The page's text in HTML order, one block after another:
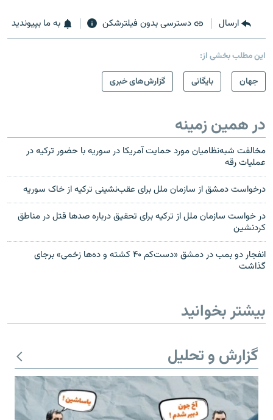
ارسال دسترسی بدون فیلترشکن به ما بپیوندید
این مطلب بخشی از:
جهان
بایگانی گزارش‌های خبری
در همین زمینه
مخالفت شبه‌نظامیان مورد حمایت آمریکا در سوریه با حضور ترکیه در
عملیات رقه
درخواست دمشق از سازمان ملل برای عقب‌نشینی ترکیه از خاک سوریه
در خواست سازمان ملل از ترکیه برای تحقیق درباره صدها قتل در مناطق
کردنشین
انفجار دو بمب در دمشق «دست‌کم ۴۰ کشته و ده‌ها زخمی» برجای
گذاشت
بیشتر بخوانید
گزارش و تحلیل